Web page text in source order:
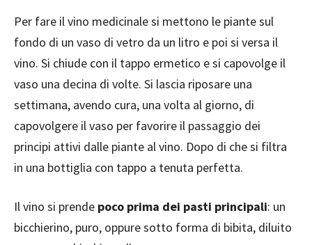
Per fare il vino medicinale si mettono le piante sul
fondo di un vaso di vetro da un litro e poi si versa il
vino. Si chiude con il tappo ermetico e si capovolge il
vaso una decina di volte. Si lascia riposare una
settimana, avendo cura, una volta al giorno, di
capovolgere il vaso per favorire il passaggio dei
principi attivi dalle piante al vino. Dopo di che si filtra
in una bottiglia con tappo a tenuta perfetta.
Il vino si prende poco prima dei pasti principali: un
bicchierino, puro, oppure sotto forma di bibita, diluito